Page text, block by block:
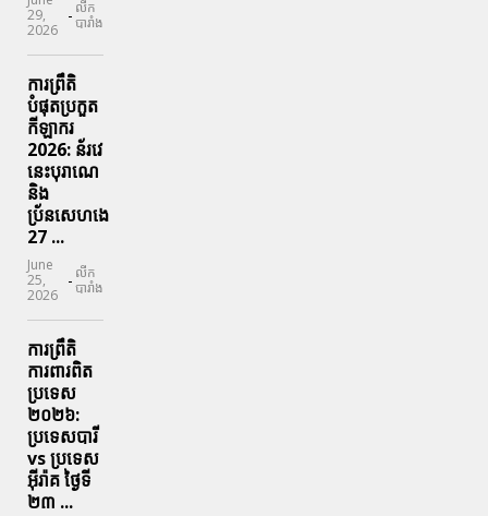
29,
2026
- លីក
បារាំង
ការព្រឹតិ
បំផុតប្រកួត
កីឡាករ
2026: ន័រវេ
នេះបុរាណេ
និង
ប្រ័នសេហងេ
27 ...
June
25,
2026
- លីក
បារាំង
ការព្រឹតិ
ការពារ​ពិត
ប្រទេស
២០២៦:
ប្រទេសបារី
vs ប្រទេស
អ៊ីរ៉ាគ ថ្ងៃទី​
២៣ ...